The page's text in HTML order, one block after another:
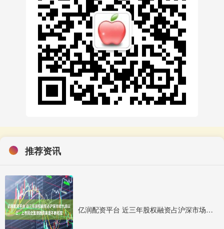
推荐资讯
亿润配资平台 近三年股权融资占沪深市场六成以上，上市民企直接融资渠道不断拓宽